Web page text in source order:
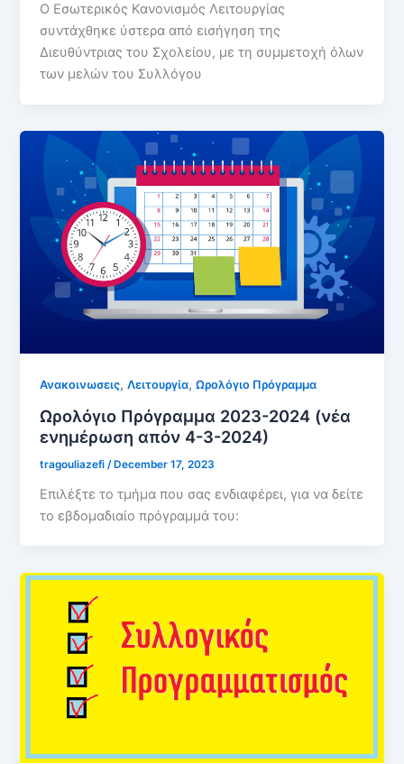
Ο Εσωτερικός Κανονισμός Λειτουργίας
συντάχθηκε ύστερα από εισήγηση της
Διευθύντριας του Σχολείου, με τη συμμετοχή όλων
των μελών του Συλλόγου
Ανακοινωσεις,Λειτουργία,Ωρολόγιο Πρόγραμμα
Ωρολόγιο Πρόγραμμα 2023-2024 (νέα
ενημέρωση απόν 4-3-2024)
tragouliazefi /December 17, 2023
Επιλέξτε το τμήμα που σας ενδιαφέρει, για να δείτε
το εβδομαδιαίο πρόγραμμά του: